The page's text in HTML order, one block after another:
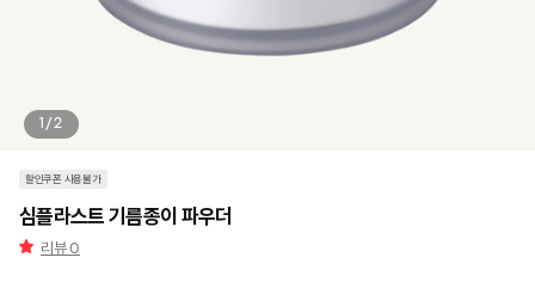
1/2
할인쿠폰 사용불가
심플라스트 기름종이 파우더
리뷰0